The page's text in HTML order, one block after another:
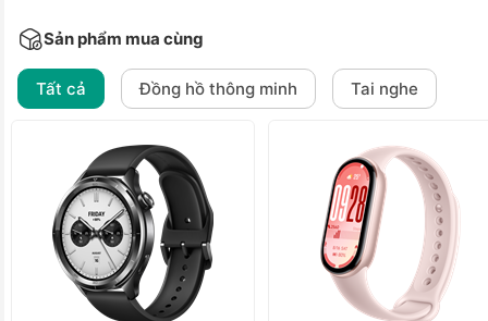
Sản phẩm mua cùng
Tất cả Đồng hồ thông minh Tai nghe